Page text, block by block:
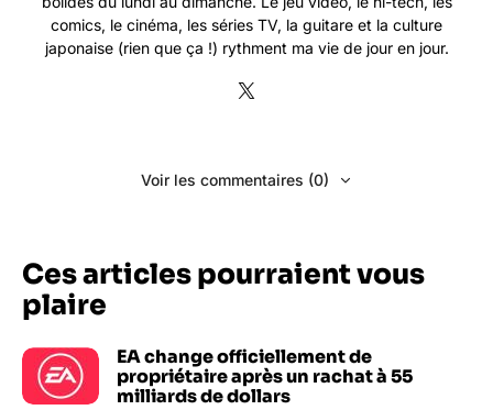
comics, le cinéma, les séries TV, la guitare et la culture
japonaise (rien que ça !) rythment ma vie de jour en jour.
Voir les commentaires (0)
Ces articles pourraient vous
plaire
EA change officiellement de
propriétaire après un rachat à 55
milliards de dollars